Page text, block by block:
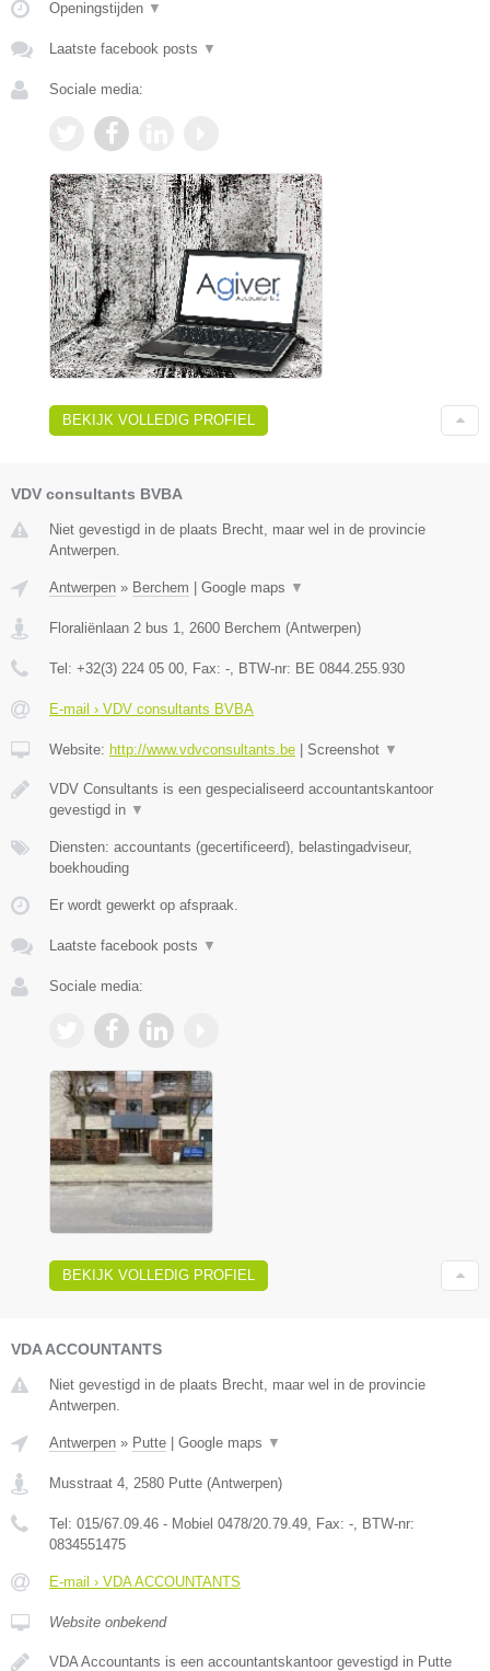
Openingstijden ▼
Laatste facebook posts ▼
Sociale media:
BEKIJK VOLLEDIG PROFIEL
VDV consultants BVBA
Niet gevestigd in de plaats Brecht, maar wel in de provincie
Antwerpen.
Antwerpen » Berchem | Google maps ▼
Floraliënlaan 2 bus 1 2600 Berchem (Antwerpen)
Tel: +32(3) 224 05 00 , Fax: - , BTW-nr: BE 0844.255.930
E-mail › VDV consultants BVBA
Website: http://www.vdvconsultants.be | Screenshot ▼
VDV Consultants is een gespecialiseerd accountantskantoor
gevestigd in ▼
Diensten: accountants (gecertificeerd), belastingadviseur,
boekhouding
Er wordt gewerkt op afspraak.
Laatste facebook posts ▼
Sociale media:
BEKIJK VOLLEDIG PROFIEL
VDA ACCOUNTANTS
Niet gevestigd in de plaats Brecht, maar wel in de provincie
Antwerpen.
Antwerpen » Putte | Google maps ▼
Musstraat 4 2580 Putte (Antwerpen)
Tel: 015/67.09.46 - Mobiel 0478/20.79.49 , Fax: - , BTW-nr:
0834551475
E-mail › VDA ACCOUNTANTS
Website onbekend
VDA Accountants is een accountantskantoor gevestigd in Putte